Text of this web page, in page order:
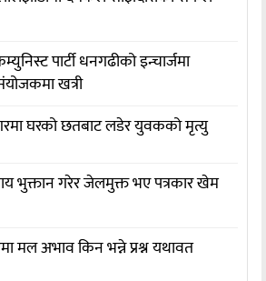
पार्टी धनगढीको इन्चार्जमा
खत्री
घरको छतबाट लडेर युवकको मृत्यु
भुक्तान गरेर जेलमुक्त भए पत्रकार खेम
मल अभाव किन भन्ने प्रश्न यथावत